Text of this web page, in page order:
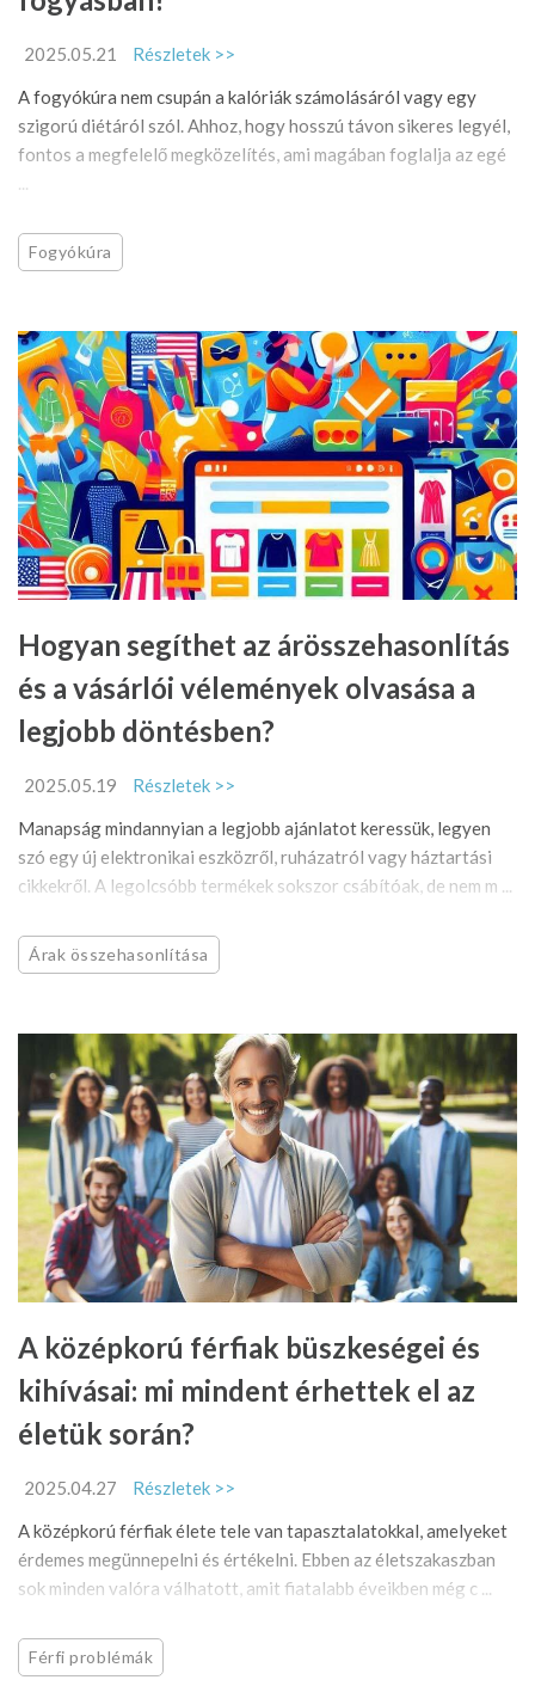
2025.05.21
Részletek >>
A fogyókúra nem csupán a kalóriák számolásáról vagy egy
szigorú diétáról szól. Ahhoz, hogy hosszú távon sikeres legyél,
fontos a megfelelő megközelítés, ami magában foglalja az egé
...
Fogyókúra
Hogyan segíthet az árösszehasonlítás
és a vásárlói vélemények olvasása a
legjobb döntésben?
2025.05.19
Részletek >>
Manapság mindannyian a legjobb ajánlatot keressük, legyen
szó egy új elektronikai eszközről, ruházatról vagy háztartási
cikkekről. A legolcsóbb termékek sokszor csábítóak, de nem m ...
Árak összehasonlítása
A középkorú férfiak büszkeségei és
kihívásai: mi mindent érhettek el az
életük során?
2025.04.27
Részletek >>
A középkorú férfiak élete tele van tapasztalatokkal, amelyeket
érdemes megünnepelni és értékelni. Ebben az életszakaszban
sok minden valóra válhatott, amit fiatalabb éveikben még c ...
Férfi problémák